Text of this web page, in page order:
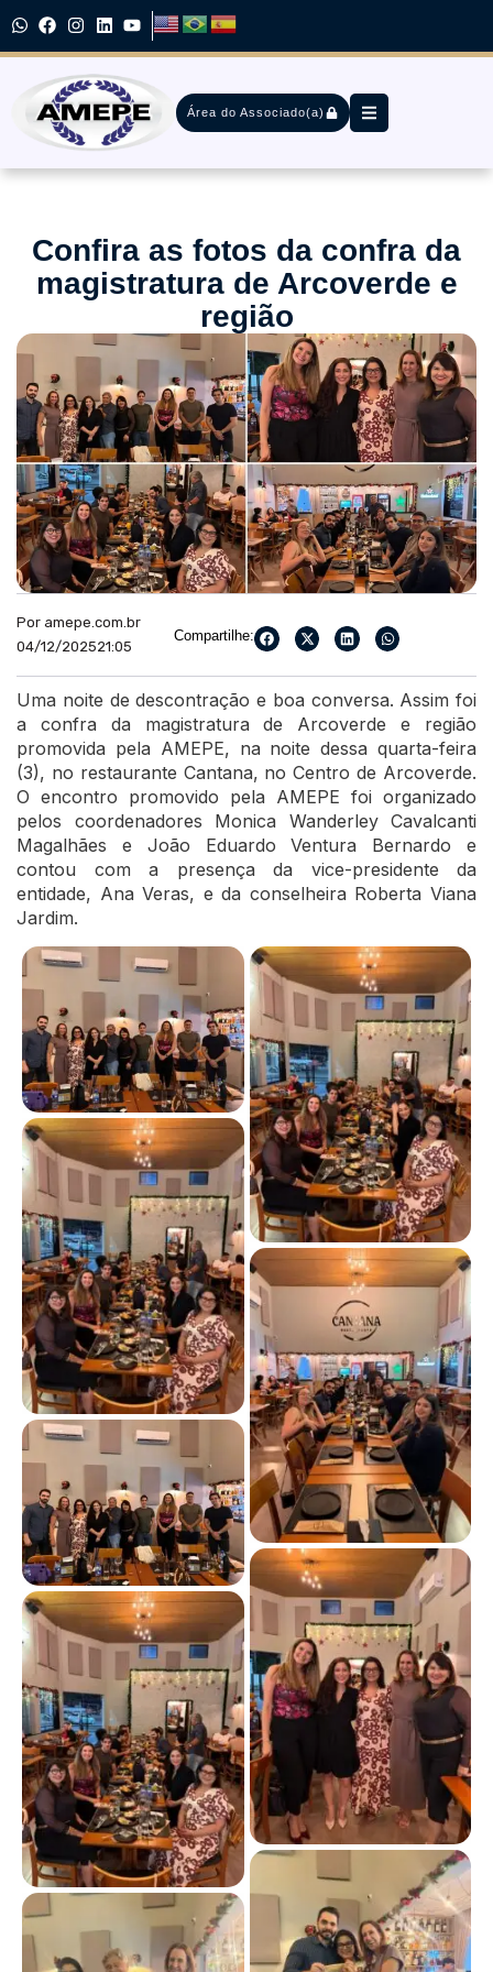
Área do Associado(a)
Confira as fotos da confra da
magistratura de Arcoverde e
região
Por amepe.com.br
04/12/202521:05
Compartilhe:
Uma noite de descontração e boa conversa. Assim foi
a confra da magistratura de Arcoverde e região
promovida pela AMEPE, na noite dessa quarta-feira
(3), no restaurante Cantana, no Centro de Arcoverde.
O encontro promovido pela AMEPE foi organizado
pelos coordenadores Monica Wanderley Cavalcanti
Magalhães e João Eduardo Ventura Bernardo e
contou com a presença da vice-presidente da
entidade, Ana Veras, e da conselheira Roberta Viana
Jardim.